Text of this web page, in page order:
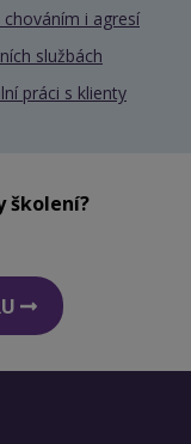
i agresí
službách
práci s klienty
školení?